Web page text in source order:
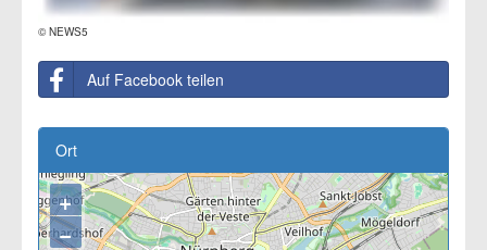
© NEWS5
Auf Facebook teilen
Ort
+
−